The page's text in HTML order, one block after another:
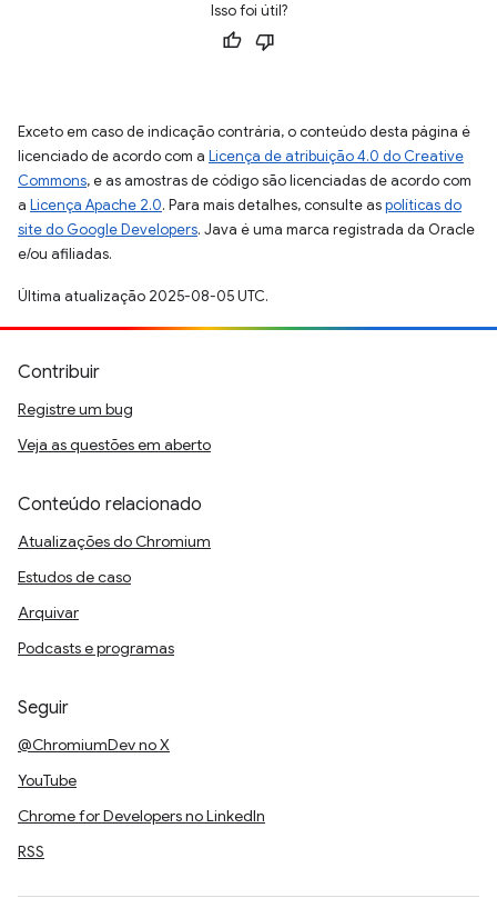
Isso foi útil?
Exceto em caso de indicação contrária, o conteúdo desta página é
licenciado de acordo com a Licença de atribuição 4.0 do Creative
Commons, e as amostras de código são licenciadas de acordo com
a Licença Apache 2.0. Para mais detalhes, consulte aspolíticas do
site do Google Developers. Java é uma marca registrada da Oracle
e/ou afiliadas.
Última atualização 2025-08-05 UTC.
Contribuir
Registre um bug
Veja as questões em aberto
Conteúdo relacionado
Atualizações do Chromium
Estudos de caso
Arquivar
Podcasts e programas
Seguir
@ChromiumDev no X
YouTube
Chrome for Developers no LinkedIn
RSS